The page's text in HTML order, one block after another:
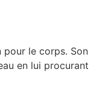
pour le corps. Son
en lui procurant